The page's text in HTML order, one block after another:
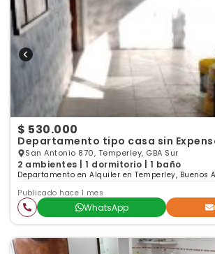
$ 530.000
Departamento tipo casa sin
San Antonio 870, Temperley, GBA Sur
2 ambientes | 1 dormitorio | 1 baño
Departamento en Alquiler en Temperley, Buenos
Publicado hace 1 mes
WhatsApp